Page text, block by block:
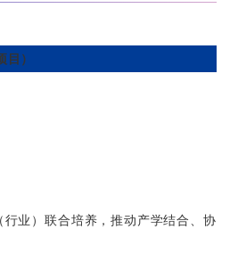
）
业）联合培养，推动产学结合、协